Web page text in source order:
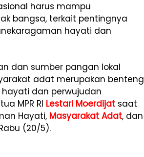
harus mampu
bangsa, terkait pentingnya
hayati dan
dan sumber pangan lokal
adat merupakan benteng
dan perwujudan
MPR RI Lestari Moerdijat saat
Hayati, Masyarakat Adat, dan
(20/5).